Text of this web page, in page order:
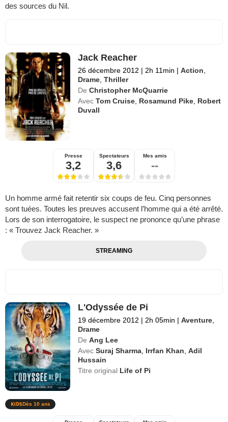
des sources du Nil.
Jack Reacher
26 décembre 2012 | 2h 11min | Action
Drame ,Thriller
De Christopher McQuarrie
Avec Tom Cruise Rosamund Pike Robert
Duvall
Presse
3,2
Spectateurs
3,6
Mes amis
--
Un homme armé fait retentir six coups de feu. Cinq personnes
sont tuées. Toutes les preuves accusent l’homme qui a été arrêté.
Lors de son interrogatoire, le suspect ne prononce qu’une phrase
: « Trouvez Jack Reacher. »
STREAMING
L'Odyssée de Pi
19 décembre 2012 | 2h 05min | Aventure,
Drame
De Ang Lee
Avec Suraj Sharma, Irrfan Khan,Adil
Hussain
Titre original Life of Pi
Dès 10 ans